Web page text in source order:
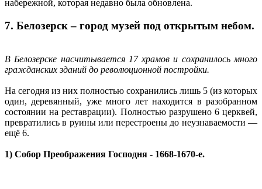
набережной, которая недавно была обновлена.
7. Белозерск – город музей под открытым небом.
В Белозерске насчитывается 17 храмов и сохранилось много
гражданских зданий до революционной постройки.
На сегодня из них полностью сохранились лишь 5 (из которых
один, деревянный, уже много лет находится в разобранном
состоянии на реставрации). Полностью разрушено 6 церквей,
превратились в руины или перестроены до неузнаваемости —
ещё 6.
1) Собор Преображения Господня - 1668-1670-е.